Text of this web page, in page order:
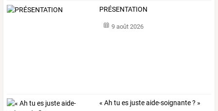
PRÉSENTATION
9 août 2026
« Ah tu es juste aide-soignante ? »